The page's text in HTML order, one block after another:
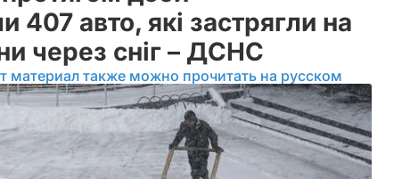
407 авто, які застрягли на
через сніг – ДСНС
материал также можно прочитать на русском